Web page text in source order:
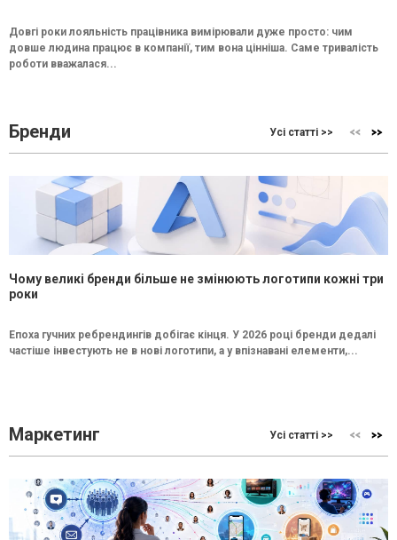
Довгі роки лояльність працівника вимірювали дуже просто: чим
довше людина працює в компанії, тим вона цінніша. Саме тривалість
роботи вважалася...
Бренди Усі статті >>
Чому великі бренди більше не змінюють логотипи кожні три
роки
Епоха гучних ребрендингів добігає кінця. У 2026 році бренди дедалі
частіше інвестують не в нові логотипи, а у впізнавані елементи,...
Маркетинг Усі статті >>